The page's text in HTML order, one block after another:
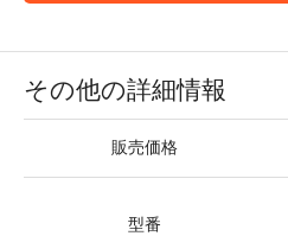
その他の詳細情報
販売価格
型番